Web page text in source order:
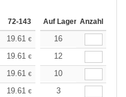
72-143 144-287 288 +
Auf Lager Anzahl
19.61 € 18.63€
16
19.61 € 18.63€
12
19.61 € 18.63€
10
19.61 € 18.63
3